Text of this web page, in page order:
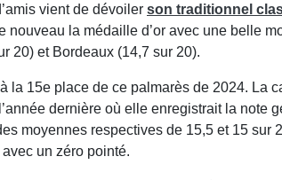
vient de dévoiler son traditionnel
nouveau la médaille d’or avec une belle
20) et Bordeaux (14,7 sur 20).
la 15e place de ce palmarès de 2024. La
dernière où elle enregistrait la note
moyennes respectives de 15,5 et 15 sur
un zéro pointé.